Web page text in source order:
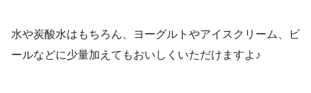
水や炭酸水はもちろん、ヨーグルトやアイスクリーム、ビ
ールなどに少量加えてもおいしくいただけますよ♪